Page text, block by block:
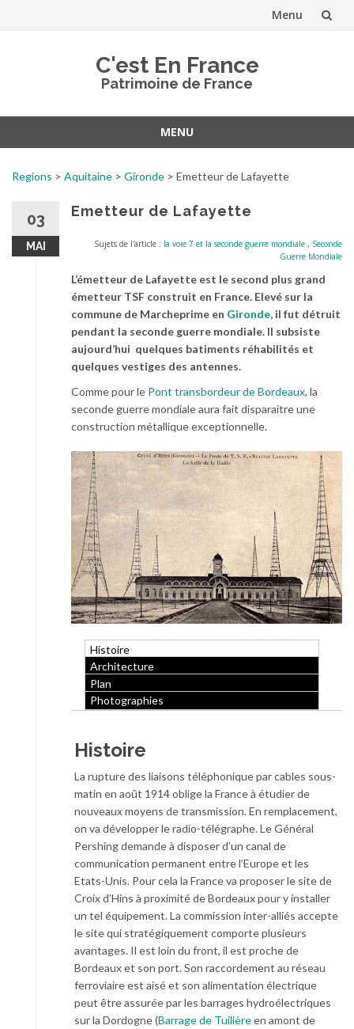
Menu
C'est En France
Patrimoine de France
MENU
Regions > Aquitaine > Gironde > Emetteur de Lafayette
03
MAI
Emetteur de Lafayette
Sujets de l'article : la voie 7 et la seconde guerre mondiale , Seconde
Guerre Mondiale
L’émetteur de Lafayette est le second plus grand
émetteur TSF construit en France. Elevé sur la
commune de Marcheprime en Gironde, il fut détruit
pendant la seconde guerre mondiale. Il subsiste
aujourd’hui quelques batiments réhabilités et
quelques vestiges des antennes.
Comme pour le Pont transbordeur de Bordeaux, la
seconde guerre mondiale aura fait disparaitre une
construction métallique exceptionnelle.
Histoire
Architecture
Plan
Photographies
Histoire
La rupture des liaisons téléphonique par cables sous-
matin en août 1914 oblige la France à étudier de
nouveaux moyens de transmission. En remplacement,
on va développer le radio-télégraphe. Le Général
Pershing demande à disposer d’un canal de
communication permanent entre l’Europe et les
Etats-Unis. Pour cela la France va proposer le site de
Croix d’Hins à proximité de Bordeaux pour y installer
un tel équipement. La commission inter-alliés accepte
le site qui stratégiquement comporte plusieurs
avantages. Il est loin du front, il est proche de
Bordeaux et son port. Son raccordement au réseau
ferroviaire est aisé et son alimentation électrique
peut être assurée par les barrages hydroélectriques
sur la Dordogne (Barrage de Tuilièreen amont de